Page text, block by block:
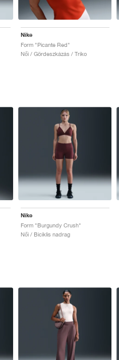
Nike
Form "Picante Red"
Női / Gördeszkázás / Triko
Nike
Form "Burgundy Crush"
Női / Biciklis nadrag